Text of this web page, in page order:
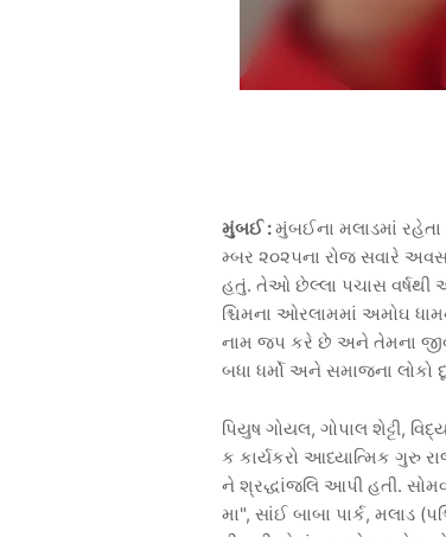
મુંબઈ:મુંબઈના મલાડમાં રહેતા
મ્બર ૨૦૨૫ના રોજ સવારે
હતું. તેઓ છેલ્લા પચાસ વર્ષથી
શ્ચિમના ઓરલામમાં અમોઘ
નામ જપ કરે છે અને તેમના
બધા ધર્મો અને સમાજના લોકો
પિયુષ ગોયલ, ગોપાલ શેટ્ટી,
ક કાર્યકરો આધ્યાત્મિક ગુરુ
ને શ્રદ્ધાંજલિ આપી હતી.
મા", સાંઈ બાબા પાર્ક, મલાડ (